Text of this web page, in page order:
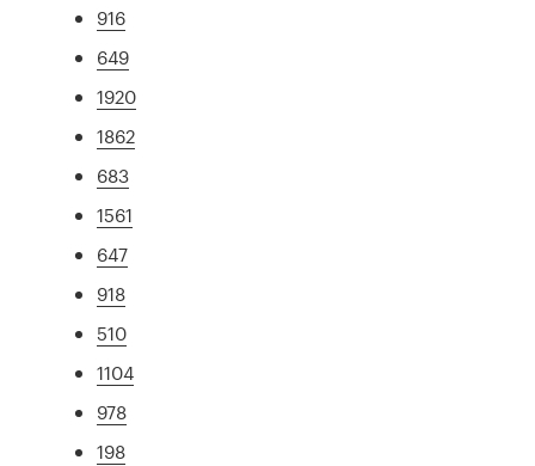
916
649
1920
1862
683
1561
647
918
510
1104
978
198